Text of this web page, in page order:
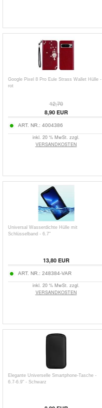
Google Pixel 8 Pro Eule Strass Wallet Hülle -
rot
12,70
8,90EUR
ART. NR.: 4004386
inkl. 20 % MwSt. zzgl.
VERSANDKOSTEN
Universal Wasserdichte Hülle mit
Schlüsselband - 6.7"
13,80EUR
ART. NR.: 248384-VAR
inkl. 20 % MwSt. zzgl.
VERSANDKOSTEN
Elegante Universelle Smartphone-Tasche -
6.7-6.9" - Schwarz